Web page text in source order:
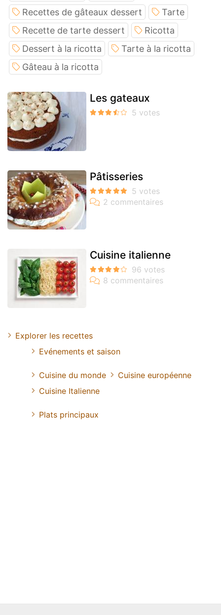
Recettes de gâteaux dessert
Tarte
Recette de tarte dessert
Ricotta
Dessert à la ricotta
Tarte à la ricotta
Gâteau à la ricotta
Les gateaux
Pâtisseries
Cuisine italienne
Explorer les recettes
Evénements et saison
Cuisine du monde
Cuisine européenne
Cuisine Italienne
Plats principaux